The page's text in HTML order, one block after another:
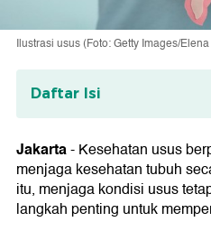
Ilustrasi usus (Foto: Getty Images/
Daftar Isi
Minuman yang Bisa
1. Minuman Tinggi Gula
2. Minuman Berenergi
3. Kopi
4. Minuman Beralkohol
5. Minuman dengan
Jakarta-Kesehatan usus
menjaga kesehatan tubuh
itu, menjaga kondisi usus
langkah penting untuk